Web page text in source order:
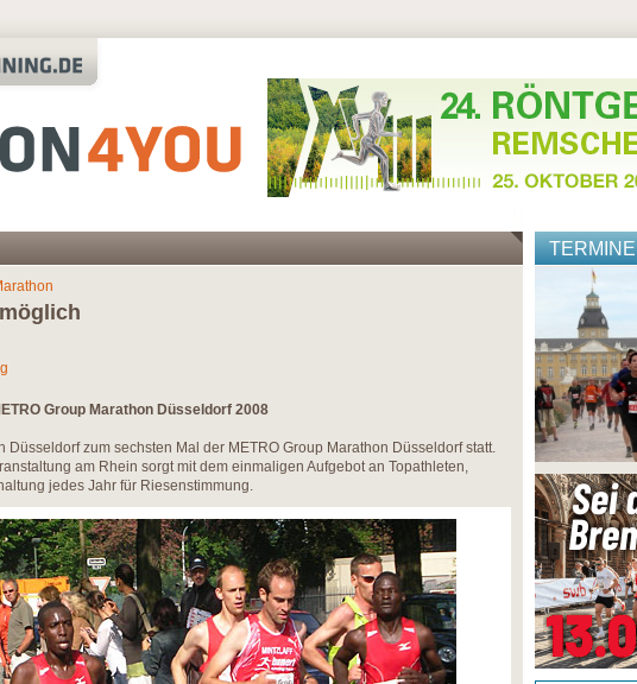
Group Marathon Düsseldorf 2008
Düsseldorf zum sechsten Mal der METRO Group Marathon Düsseldorf statt.
am Rhein sorgt mit dem einmaligen Aufgebot an Topathleten,
jedes Jahr für Riesenstimmung.
TERMINE